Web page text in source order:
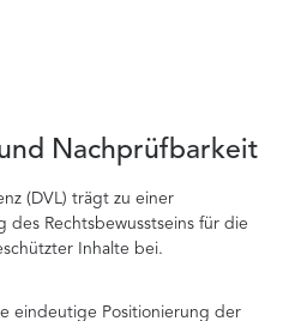
Nachprüfbarkeit
(DVL) trägt zu einer
des Rechtsbewusstseins für die
Inhalte bei.
eindeutige Positionierung der